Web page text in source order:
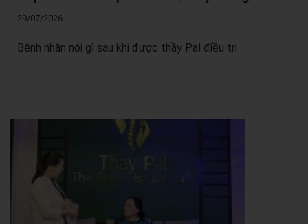
29/07/2026
Bệnh nhân nói gì sau khi được thầy Pal điều trị